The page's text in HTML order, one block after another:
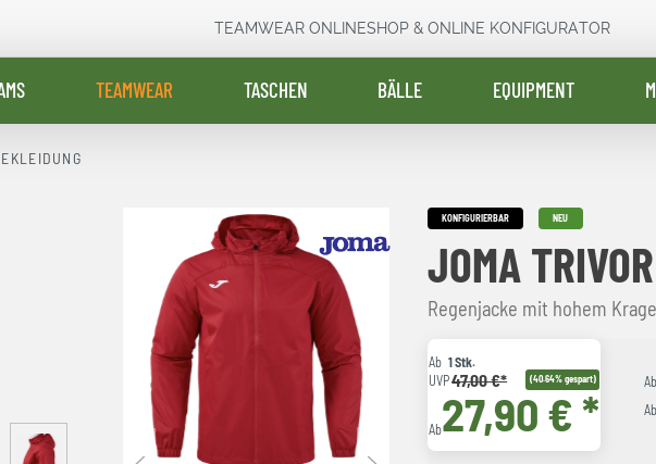
TEAMWEAR ONLINESHOP & ONLINE KONFIGURATOR
TEAMWEAR TASCHEN BÄLLE EQUIPMENT
KONFIGURIERBAR NEU
JOMA
Regenjacke mit hohem
Ab 1 Stk.
UVP47,00 €* (40.64% gespart)
Ab27,90 € *
Ab
Ab